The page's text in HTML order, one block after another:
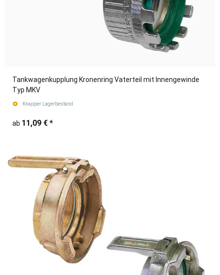
Tankwagenkupplung Kronenring Vaterteil mit Innengewinde
Typ MKV
Knapper Lagerbestand
ab 11,09 € *